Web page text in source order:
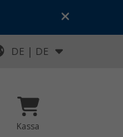
Abenteuer!
DE | DE
Kassa